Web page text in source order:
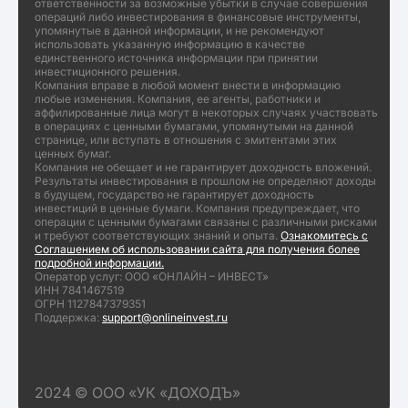
ответственности за возможные убытки в случае совершения
операций либо инвестирования в финансовые инструменты,
упомянутые в данной информации, и не рекомендуют
использовать указанную информацию в качестве
единственного источника информации при принятии
инвестиционного решения.
Компания вправе в любой момент внести в информацию
любые изменения. Компания, ее агенты, работники и
аффилированные лица могут в некоторых случаях участвовать
в операциях с ценными бумагами, упомянутыми на данной
странице, или вступать в отношения с эмитентами этих
ценных бумаг.
Компания не обещает и не гарантирует доходность вложений.
Результаты инвестирования в прошлом не определяют доходы
в будущем, государство не гарантирует доходность
инвестиций в ценные бумаги. Компания предупреждает, что
операции с ценными бумагами связаны с различными рисками
и требуют соответствующих знаний и опыта. Ознакомитесь с
Соглашением об использовании сайта для получения более
подробной информации.
Оператор услуг: ООО «ОНЛАЙН – ИНВЕСТ»
ИНН 7841467519
ОГРН 1127847379351
Поддержка: support@onlineinvest.ru
2024 © ООО «УК «ДОХОДЪ»